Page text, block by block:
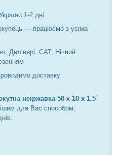
1-2 дні
— працюємо з усіма
Делівері, САТ, Нічний
доставку
неіржавка 50 х 10 х 1.5
для Вас способом,